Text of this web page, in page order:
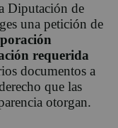
Diputación de
una petición de
requerida
documentos a
que las
otorgan.